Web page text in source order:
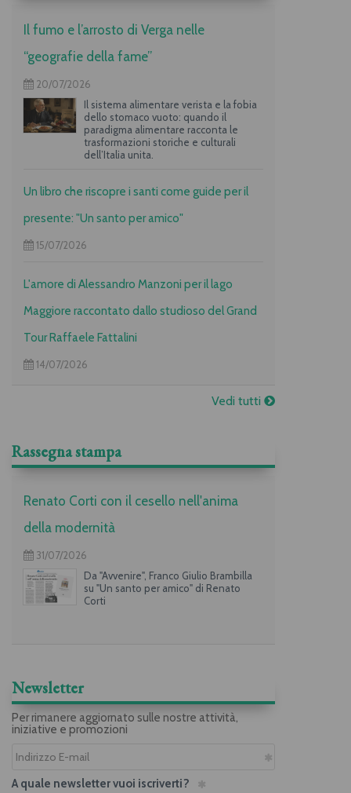
Il fumo e l’arrosto di Verga nelle
“geografie della fame”
20/07/2026
Il sistema alimentare verista e la fobia
dello stomaco vuoto: quando il
paradigma alimentare racconta le
trasformazioni storiche e culturali
dell’Italia unita.
Un libro che riscopre i santi come guide per il
presente: "Un santo per amico"
15/07/2026
L'amore di Alessandro Manzoni per il lago
Maggiore raccontato dallo studioso del Grand
Tour Raffaele Fattalini
14/07/2026
Vedi tutti
Rassegna stampa
Renato Corti con il cesello nell'anima
della modernità
31/07/2026
Da "Avvenire", Franco Giulio Brambilla
su "Un santo per amico" di Renato
Corti
Newsletter
Per rimanere aggiornato sulle nostre attività,
iniziative e promozioni
A quale newsletter vuoi iscriverti?